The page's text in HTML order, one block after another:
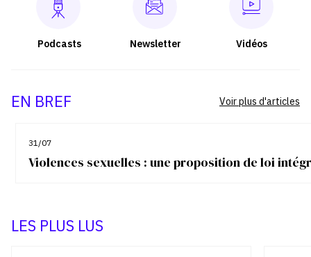
Podcasts Newsletter Vidéos
EN BREF
31/07
Violences sexuelles : une proposition de loi
Voir plus d'articles
LES PLUS LUS